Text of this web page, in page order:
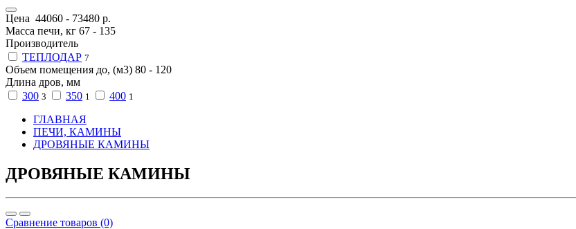
Цена 44060 - 73480 р.
Масса печи, кг 67 - 135
Производитель
ТЕПЛОДАР 7
Объем помещения до, (м3) 80 - 120
Длина дров, мм
300 3 350 1 400 1
ГЛАВНАЯ
ПЕЧИ, КАМИНЫ
ДРОВЯНЫЕ КАМИНЫ
ДРОВЯНЫЕ КАМИНЫ
Сравнение товаров (0)